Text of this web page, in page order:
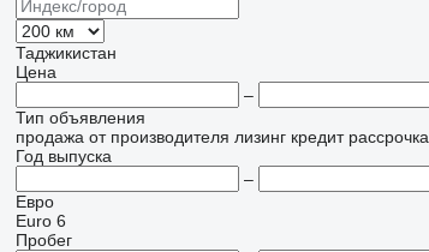
Таджикистан
Цена
–
Тип объявления
продажа от производителя лизинг кредит рассрочка
Год выпуска
–
Евро
Euro 6
Пробег